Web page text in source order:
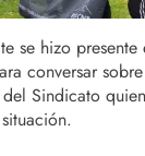
se hizo presente
conversar
del Sindicato